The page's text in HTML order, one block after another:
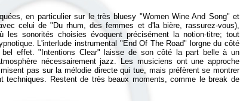
en particulier sur le très bluesy "Women Wine And Song" et
celui de "Du rhum, des femmes et d'la bière, rassurez-vous),
les sonorités choisies évoquent précisément la notion-titre; tout
L'interlude instrumental "End Of The Road" lorgne du côté
effet. "Intentions Clear" laisse de son côté la part belle à un
nécessairement jazz. Les musiciens ont une approche
pas sur la mélodie directe qui tue, mais préfèrent se montrer
Restent de très beaux moments, comme le break de